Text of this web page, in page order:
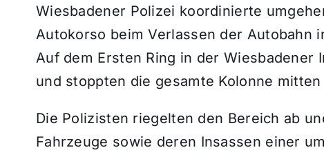
Wiesbadener Polizei koordinierte
Autokorso beim Verlassen der Autobahn
Auf dem Ersten Ring in der Wiesbadener
und stoppten die gesamte Kolonne
Die Polizisten riegelten den Bereich ab
Fahrzeuge sowie deren Insassen einer